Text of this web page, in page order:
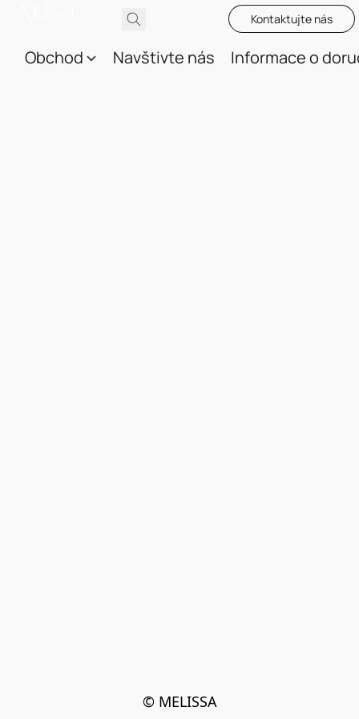
Kontaktujte nás
Obchod Navštivte nás Informace o
© MELISSA